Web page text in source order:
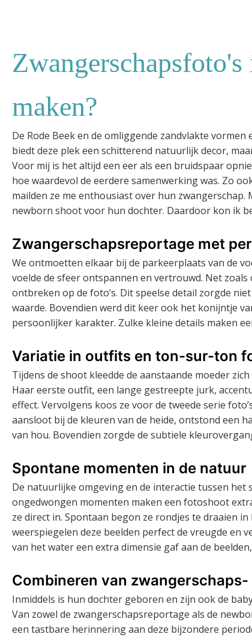
maken?
De Rode Beek en de omliggende zandvlakte
biedt deze plek een schitterend natuurlijk decor,
Voor mij is het altijd een eer als een bruidspaar
hoe waardevol de eerdere samenwerking was. Zo
mailden ze me enthousiast over hun
newborn shoot voor hun dochter. Daardoor kon ik
Zwangerschapsreportage met
We ontmoetten elkaar bij de parkeerplaats van de
voelde de sfeer ontspannen en vertrouwd. Net
ontbreken op de foto’s. Dit speelse detail zorgde
waarde. Bovendien werd dit keer ook het konijntje
persoonlijker karakter. Zulke kleine details maken
Variatie in outfits en ton-sur-ton
Tijdens de shoot kleedde de aanstaande moeder
Haar eerste outfit, een lange gestreepte jurk,
effect. Vervolgens koos ze voor de tweede serie
aansloot bij de kleuren van de heide, ontstond een
van hou. Bovendien zorgde de subtiele
Spontane momenten in de natuur
De natuurlijke omgeving en de interactie tussen het
ongedwongen momenten maken een fotoshoot
ze direct in. Spontaan begon ze rondjes te draaien
weerspiegelen deze beelden perfect de vreugde en
van het water een extra dimensie gaf aan de
Combineren van
Inmiddels is hun dochter geboren en zijn ook de
Van zowel de zwangerschapsreportage als de
een tastbare herinnering aan deze bijzondere